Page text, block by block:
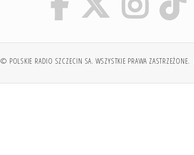
© POLSKIE RADIO SZCZECIN SA. WSZYSTKIE PRAWA ZASTRZEŻONE.